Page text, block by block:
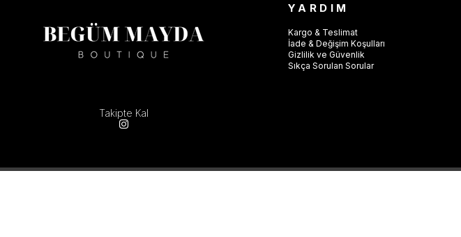
Takipte Kal
YARDIM
Kargo & Teslimat
İade & Değişim Koşulları
Gizlilik ve Güvenlik
Sıkça Sorulan Sorular